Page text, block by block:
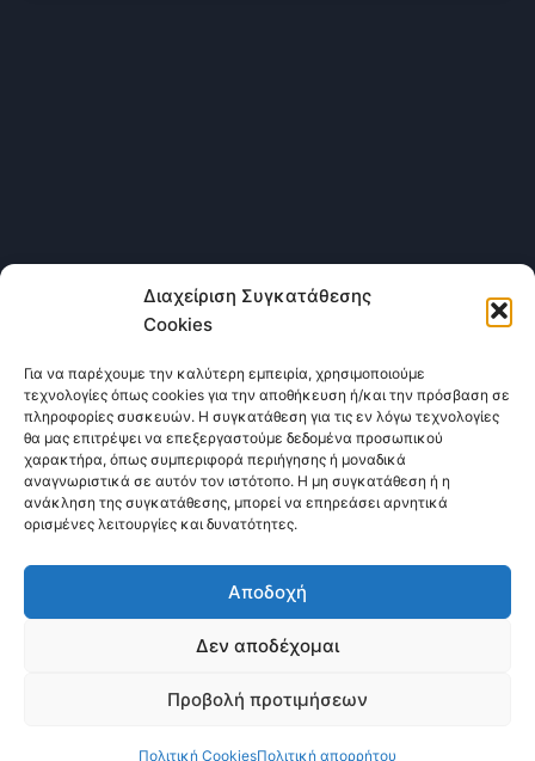
Διαχείριση Συγκατάθεσης
Cookies
Για να παρέχουμε την καλύτερη εμπειρία, χρησιμοποιούμε
τεχνολογίες όπως cookies για την αποθήκευση ή/και την πρόσβαση σε
πληροφορίες συσκευών. Η συγκατάθεση για τις εν λόγω τεχνολογίες
θα μας επιτρέψει να επεξεργαστούμε δεδομένα προσωπικού
χαρακτήρα, όπως συμπεριφορά περιήγησης ή μοναδικά
αναγνωριστικά σε αυτόν τον ιστότοπο. Η μη συγκατάθεση ή η
ανάκληση της συγκατάθεσης, μπορεί να επηρεάσει αρνητικά
ορισμένες λειτουργίες και δυνατότητες.
Αποδοχή
Δεν αποδέχομαι
Προβολή προτιμήσεων
Πολιτική CookiesΠολιτική απορρήτου
Επικοινωνήστε μαζί μας
Οι Υπηρεσίες μας
Σχετικά με εμάς
Πολιτική Cookies (ΕΕ)
Blog Επικοινωνία
AgencyContact us